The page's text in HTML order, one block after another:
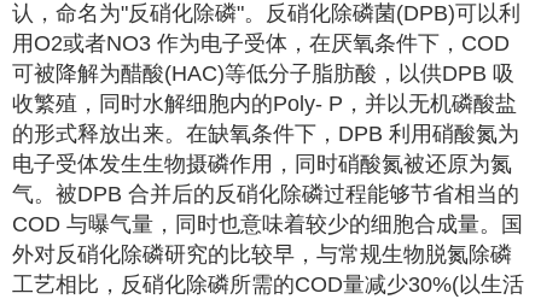
认，命名为"反硝化除磷"。反硝化除磷菌(DPB)可以利
用O2或者NO3 作为电子受体，在厌氧条件下，COD
可被降解为醋酸(HAC)等低分子脂肪酸，以供DPB 吸
收繁殖，同时水解细胞内的Poly- P，并以无机磷酸盐
的形式释放出来。在缺氧条件下，DPB 利用硝酸氮为
电子受体发生生物摄磷作用，同时硝酸氮被还原为氮
气。被DPB 合并后的反硝化除磷过程能够节省相当的
COD 与曝气量，同时也意味着较少的细胞合成量。国
外对反硝化除磷研究的比较早，与常规生物脱氮除磷
工艺相比，反硝化除磷所需的COD量减少30%(以生活